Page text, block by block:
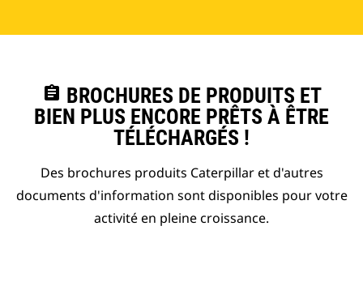
assignment BROCHURES DE PRODUITS ET
BIEN PLUS ENCORE PRÊTS À ÊTRE
TÉLÉCHARGÉS !
Des brochures produits Caterpillar et d'autres
documents d'information sont disponibles pour votre
activité en pleine croissance.